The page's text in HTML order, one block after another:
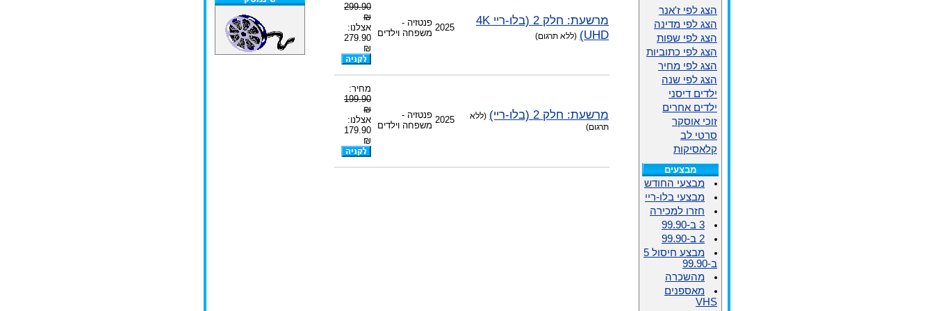
צוות דיוידי מאסטר ישיר.
מרשעת: חלק 2 (בלו-ריי 4K
UHD)
(ללא תרגום)
2025 פנטזיה -
משפחה וילדים
299.90
₪
אצלנו:
279.90
₪
מרשעת: חלק 2 (בלו-ריי)
(ללא
תרגום)
2025 פנטזיה -
משפחה וילדים
מחיר:
199.90
₪
אצלנו:
179.90
₪
הצג לפי ז'אנר
הצג לפי מדינה
הצג לפי שפות
הצג לפי כתוביות
הצג לפי מחיר
הצג לפי שנה
ילדים דיסני
ילדים אחרים
זוכי אוסקר
סרטי לב
קלאסיקות
מבצעים
מבצעי החודש
מבצעי בלו-ריי
חזרו למכירה
3 ב-99.90
2 ב-99.90
מבצע חיסול 5
ב-99.90
מהשכרה
מאספנים
VHS